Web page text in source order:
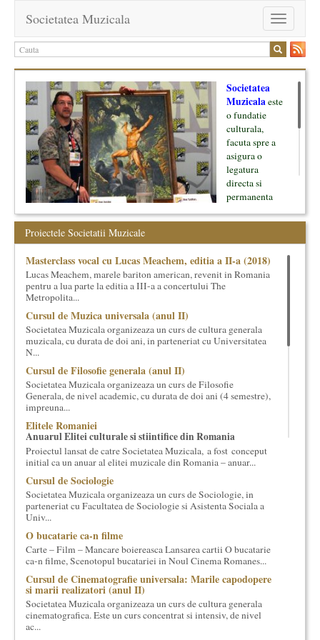
Toggle
navigation
Societatea Muzicala
Societatea
Muzicalaeste
o fundatie
culturala,
facuta spre a
asigura o
legatura
directa si
permanenta
oamenii ei, pe
inceput cu muzica clasica - si de aici numele -, insa acum
dezvoltam proiecte si in alte domenii ale culturii.
Facem management cultural, dezvoltam si administram proiecte
proprii sau preluate, modele si sisteme de finantare, marketing
cultural si consultanta. Organizam concursuri, concerte si
evenimente culturale, private sau publice, tinem cursuri de
cultura generala muzicala, teatrala, filosofica si de alte feluri.
Cuvinte in plus despre proiect, despre cei care il administreaza si
cei care il finantateaza sunt in rubricile de mai jos.
Proiectele Societatii Muzicale
Masterclass vocal cu Lucas Meachem, editia a II-a (2018)
Lucas Meachem, marele bariton american, revenit in Romania
pentru a lua parte la editia a III-a a concertului The
Metropolita...
Cursul de Muzica universala (anul II)
Societatea Muzicala organizeaza un curs de cultura generala
muzicala, cu durata de doi ani, in parteneriat cu Universitatea
N...
Cursul de Filosofie generala (anul II)
Societatea Muzicala organizeaza un curs de Filosofie
Generala, de nivel academic, cu durata de doi ani (4 semestre),
impreuna...
Elitele Romaniei
Anuarul Elitei culturale si stiintifice din Romania
Proiectul lansat de catre Societatea Muzicala, a fost conceput
initial ca un anuar al elitei muzicale din Romania – anuar...
Cursul de Sociologie
Societatea Muzicala organizeaza un curs de Sociologie, in
parteneriat cu Facultatea de Sociologie si Asistenta Sociala a
Univ...
O bucatarie ca-n filme
Carte – Film – Mancare boiereasca Lansarea cartii O bucatarie
ca-n filme, Scenotopul bucatariei in Noul Cinema Romanes...
Cursul de Cinematografie universala: Marile capodopere
si marii realizatori (anul II)
Societatea Muzicala organizeaza un curs de cultura generala
cinematografica. Este un curs concentrat si intensiv, de nivel
ac...